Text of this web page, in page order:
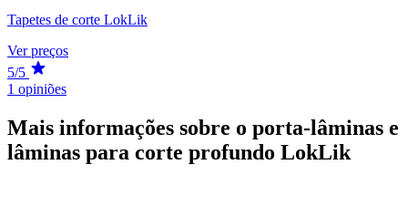
Tapetes de corte LokLik
Ver preços
5/5
1 opiniões
Mais informações sobre o porta-lâminas e
lâminas para corte profundo LokLik